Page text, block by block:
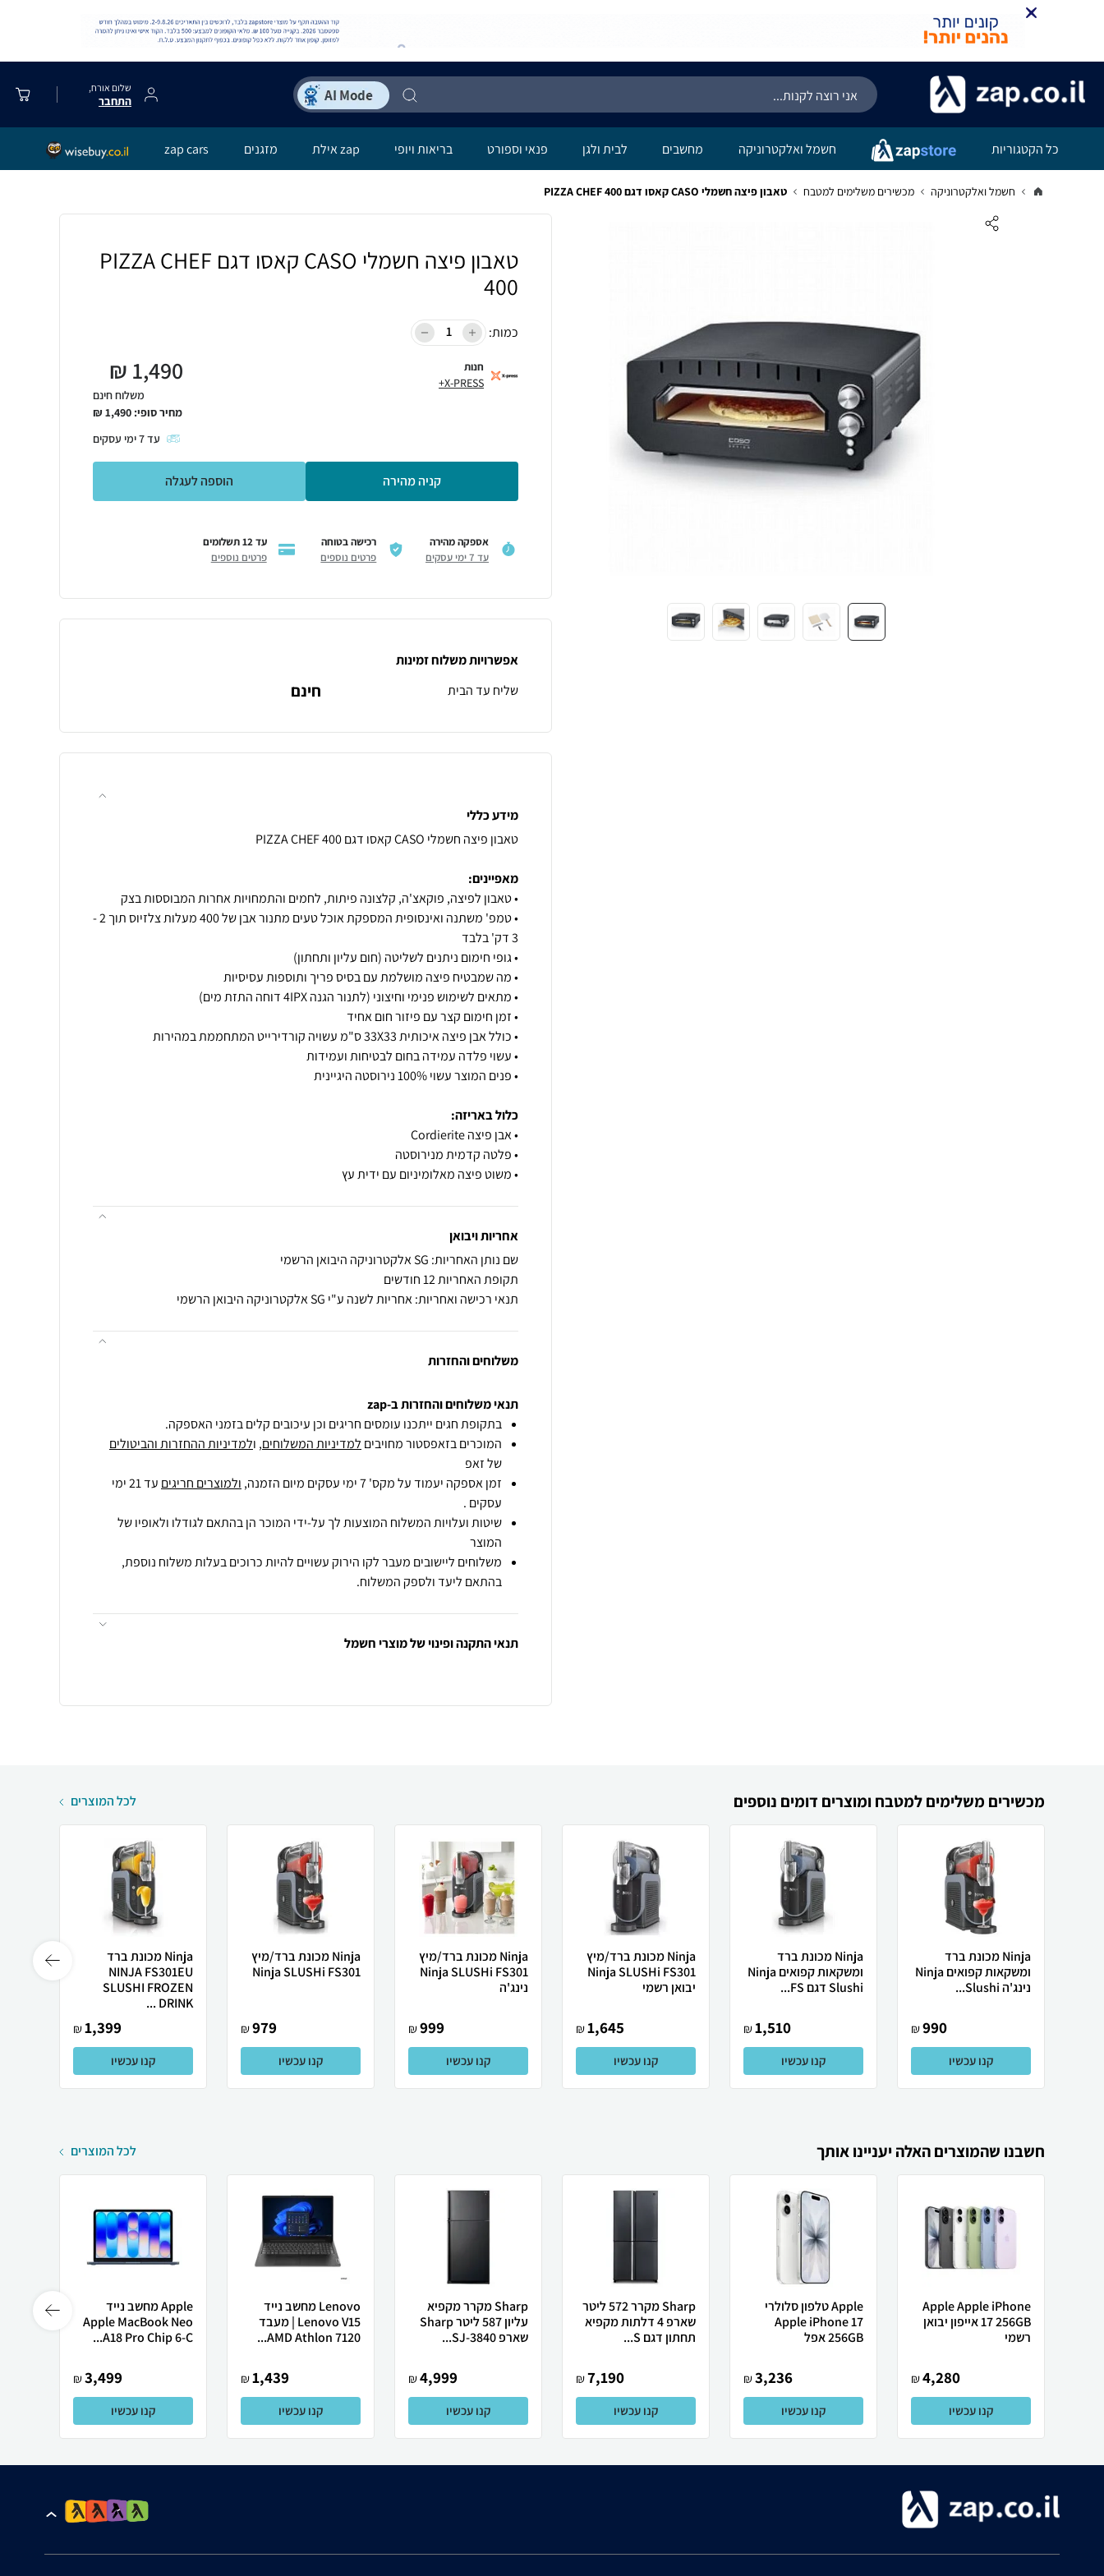
שלום אורח,
התחבר
כל הקטגוריות חשמל ואלקטרוניקה מחשבים לבית ולגן פנאי וספורט בריאות ויופי zap אילת מזגנים zap cars
חשמל ואלקטרוניקה מכשירים משלימים למטבח טאבון פיצה חשמלי CASO קאסו דגם PIZZA CHEF 400
טאבון פיצה חשמלי CASO קאסו דגם PIZZA CHEF
400
כמות:
חנות
X-PRESS+
1,490
₪
משלוח חינם
מחיר סופי: 1,490
₪
עד7ימי עסקים
קניה מהירה הוספה לעגלה
אספקה מהירה
עד 7 ימי עסקים
רכישה בטוחה
פרטים נוספים
עד 12 תשלומים
פרטים נוספים
אפשרויות משלוח זמינות
שליח עד הבית
חינם
מידע כללי
מאפיינים:
• טמפ' משתנה ואינסופית המספקת אוכל טעים מתנור אבן של 400 מעלות צלזיוס תוך 2 -
כלול באריזה:
• משוט פיצה מאלומיניום עם ידית עץ
אחריות ויבואן
שם נותן האחריות: SG אלקטרוניקה היבואן הרשמי
תקופת האחריות 12 חודשים
תנאי רכישה ואחריות: אחריות לשנה ע"י SG אלקטרוניקה היבואן הרשמי
משלוחים והחזרות
תנאי משלוחים והחזרות ב-zap
בתקופת חגים ייתכנו עומסים חריגים וכן עיכובים קלים בזמני האספקה.
המוכרים בזאפסטור מחויבים למדיניות המשלוחים, ולמדיניות ההחזרות והביטולים
של זאפ
זמן אספקה יעמוד על מקס' 7 ימי עסקים מיום הזמנה,
ולמוצרים חריגים
עד 21 ימי
עסקים .
שיטות ועלויות המשלוח המוצעות לך על-ידי המוכר הן בהתאם לגודלו ולאופיו של
המוצר
משלוחים ליישובים מעבר לקו הירוק עשויים להיות כרוכים בעלות משלוח נוספת,
בהתאם ליעד ולספק המשלוח.
תנאי התקנה ופינוי של מוצרי חשמל
מכשירים משלימים למטבח ומוצרים דומים נוספים לכל המוצרים
Ninja מכונת ברד
ומשקאות קפואים Ninja
נינג'ה Slushi...
990
₪
קנו עכשיו
Ninja מכונת ברד
ומשקאות קפואים Ninja
Slushi דגם FS...
1,510
₪
קנו עכשיו
Ninja מכונת ברד/מיץ
Ninja SLUSHi FS301
יבואן רשמי
1,645
₪
קנו עכשיו
Ninja מכונת ברד/מיץ
Ninja SLUSHi FS301
נינג'ה
999
₪
קנו עכשיו
Ninja מכונת ברד/מיץ
Ninja SLUSHi FS301
979
₪
קנו עכשיו
Ninja מכונת ברד
NINJA FS301EU
SLUSHI FROZEN
DRINK ...
1,399
₪
קנו עכשיו
חשבנו שהמוצרים האלה יעניינו אותך לכל המוצרים
Apple Apple iPhone
17 256GB אייפון יבואן
רשמי
4,280
₪
קנו עכשיו
Apple טלפון סלולרי
Apple iPhone 17
256GB אפל
3,236
₪
קנו עכשיו
Sharp מקרר 572 ליטר
שארפ 4 דלתות מקפיא
תחתון דגם S...
7,190
₪
קנו עכשיו
Sharp מקרר מקפיא
עליון 587 ליטר Sharp
שארפ SJ-3840...
4,999
₪
קנו עכשיו
Lenovo מחשב נייד
Lenovo V15 | מעבד
AMD Athlon 7120...
1,439
₪
קנו עכשיו
Apple מחשב נייד
Apple MacBook Neo
A18 Pro Chip 6-C...
3,499
₪
קנו עכשיו